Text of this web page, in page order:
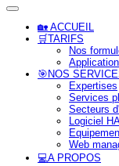
🏡 ACCUEIL
🛒TARIFS
Nos
🎯NOS
Expertises
Services
Secteurs
Logiciel
Web
💻A PROPOS